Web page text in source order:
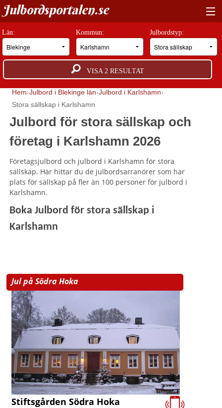
Julbordsportalen.se
HITTA RÄTT JULBORD
BOKNINGSFÖRFRÅGAN
GUIDER
OM OSS
ANNONSERA
Län: Kommun: Julbordstyp:
VISA 2RESULTAT
Hem Julbord i Blekinge län Julbord i Karlshamn
Stora sällskap i Karlshamn
Julbord för stora sällskap och
företag i Karlshamn 2026
Företagsjulbord och julbord i Karlshamn för stora
sällskap. Här hittar du de julbordsarranörer som har
plats för sällskap på fler än 100 personer för julbord i
Karlshamn.
Boka Julbord för stora sällskap i
Karlshamn
Jul på Södra Hoka
Stiftsgården Södra Hoka